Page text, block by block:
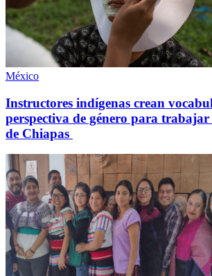
México
Instructores indígenas crean
perspectiva de género para trabajar
de Chiapas